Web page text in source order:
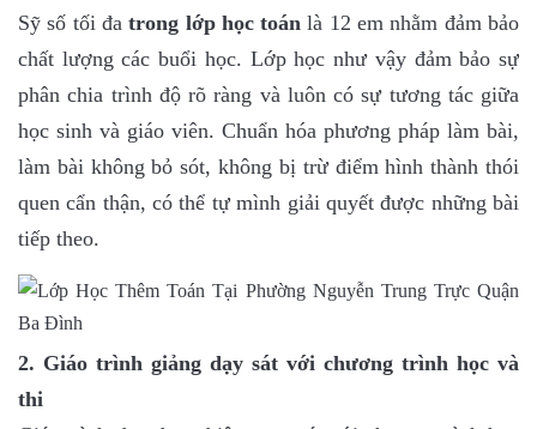
Sỹ số tối đatrong lớp học toánlà 12 em nhằm đảm bảo
chất lượng các buổi học. Lớp học như vậy đảm bảo sự
phân chia trình độ rõ ràng và luôn có sự tương tác giữa
học sinh và giáo viên. Chuẩn hóa phương pháp làm bài,
làm bài không bỏ sót, không bị trừ điểm hình thành thói
quen cẩn thận, có thể tự mình giải quyết được những bài
tiếp theo.
2. Giáo trình giảng dạy sát với chương trình học và
thi